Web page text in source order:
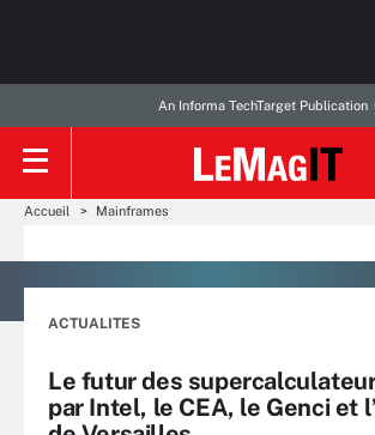
An Informa TechTarget Publication
Accueil Mainframes
ACTUALITES
Le futur des
par Intel, le CEA, le Genci et